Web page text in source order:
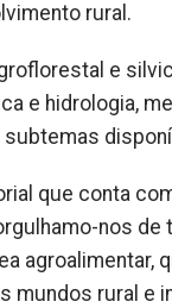
rural.
e
e hidrologia,
que conta
nos
agroalimentar,
mundos rural e